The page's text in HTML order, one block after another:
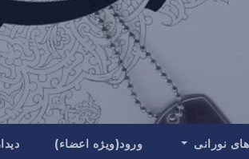
نورانی ورود(ویژه اعضاء)